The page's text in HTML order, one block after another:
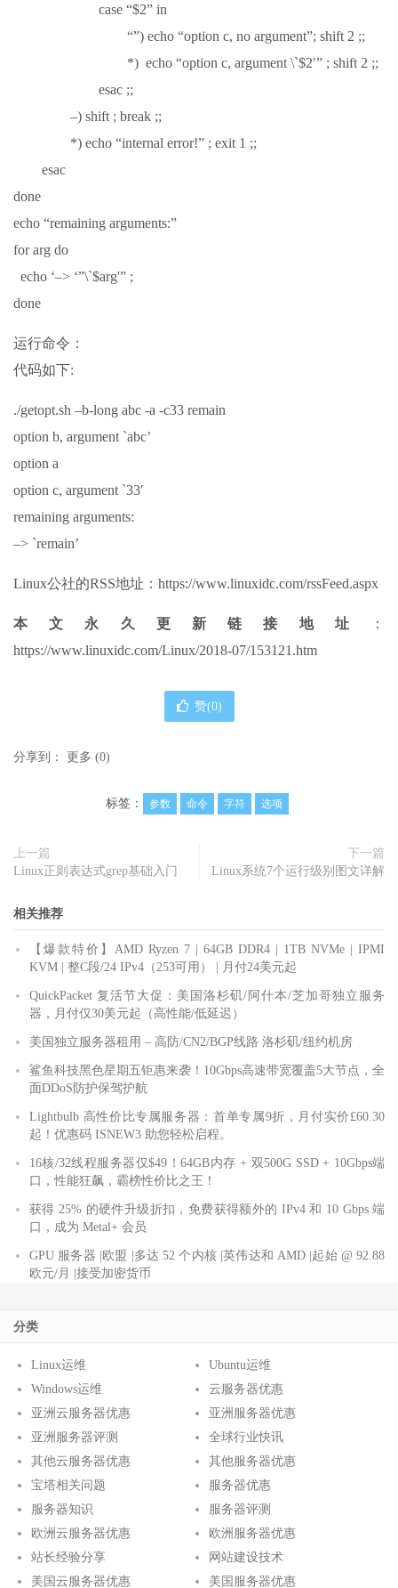
case “$2” in
“”) echo “option c, no argument”; shift 2 ;;
*) echo “option c, argument \`$2′” ; shift 2 ;;
esac ;;
–) shift ; break ;;
*) echo “internal error!” ; exit 1 ;;
esac
done
echo “remaining arguments:”
for arg do
echo ‘–> ‘”\`$arg'” ;
done
运行命令：
代码如下:
./getopt.sh –b-long abc -a -c33 remain
option b, argument `abc’
option a
option c, argument `33′
remaining arguments:
–> `remain’
Linux公社的RSS地址：https://www.linuxidc.com/rssFeed.aspx
本文永久更新链接地址
：
https://www.linuxidc.com/Linux/2018-07/153121.htm
赞(0)
分享到： 更多 (0)
标签： 参数 命令 字符 选项
上一篇
Linux正则表达式grep基础入门
下一篇
Linux系统7个运行级别图文详解
相关推荐
【爆款特价】AMD Ryzen 7 | 64GB DDR4 | 1TB NVMe | IPMI
KVM | 整C段/24 IPv4（253可用） | 月付24美元起
QuickPacket 复活节大促：美国洛杉矶/阿什本/芝加哥独立服务
器，月付仅30美元起（高性能/低延迟）
美国独立服务器租用 – 高防/CN2/BGP线路 洛杉矶/纽约机房
鲨鱼科技黑色星期五钜惠来袭！10Gbps高速带宽覆盖5大节点，全
面DDoS防护保驾护航
Lightbulb 高性价比专属服务器：首单专属9折，月付实价£60.30
起！优惠码 ISNEW3 助您轻松启程。
16核/32线程服务器仅$49！64GB内存 + 双500G SSD + 10Gbps端
口，性能狂飙，霸榜性价比之王！
获得 25% 的硬件升级折扣，免费获得额外的 IPv4 和 10 Gbps 端
口，成为 Metal+ 会员
GPU 服务器 |欧盟 |多达 52 个内核 |英伟达和 AMD |起始 @ 92.88
欧元/月 |接受加密货币
分类
Linux运维
Ubuntu运维
Windows运维
云服务器优惠
亚洲云服务器优惠
亚洲服务器优惠
亚洲服务器评测
全球行业快讯
其他云服务器优惠
其他服务器优惠
宝塔相关问题
服务器优惠
服务器知识
服务器评测
欧洲云服务器优惠
欧洲服务器优惠
站长经验分享
网站建设技术
美国云服务器优惠
美国服务器优惠